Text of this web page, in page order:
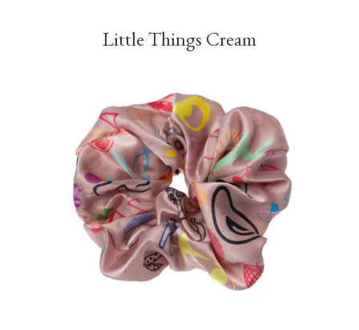
Little Things Cream